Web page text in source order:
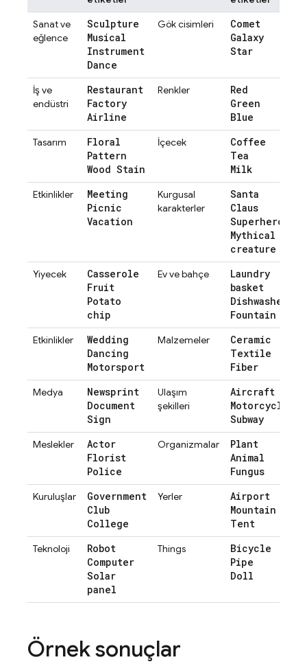
Sanat ve
eğlence
Sculpture
Musical
Instrument
Dance
Gök cisimleri
Comet
Galaxy
Star
İş ve
endüstri
Restaurant
Factory
Airline
Renkler
Red
Green
Blue
Tasarım
Floral
Pattern
Wood Stain
İçecek
Coffee
Tea
Milk
Etkinlikler
Meeting
Picnic
Vacation
Kurgusal
karakterler
Santa
Claus
Superhero
Mythical
creature
Yiyecek
Casserole
Fruit
Potato
chip
Ev ve bahçe
Laundry
basket
Dishwasher
Fountain
Etkinlikler
Wedding
Dancing
Motorsport
Malzemeler
Ceramic
Textile
Fiber
Medya
Newsprint
Document
Sign
Ulaşım
şekilleri
Aircraft
Motorcycle
Subway
Meslekler
Actor
Florist
Police
Organizmalar
Plant
Animal
Fungus
Kuruluşlar
Government
Club
College
Yerler
Airport
Mountain
Tent
Teknoloji
Robot
Computer
Solar
panel
Things
Bicycle
Pipe
Doll
Örnek sonuçlar